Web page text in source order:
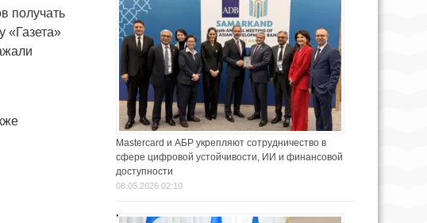
получать
«Газета»
Mastercard и АБР укрепляют сотрудничество в
сфере цифровой устойчивости, ИИ и финансовой
доступности
08.05.2026 02:10